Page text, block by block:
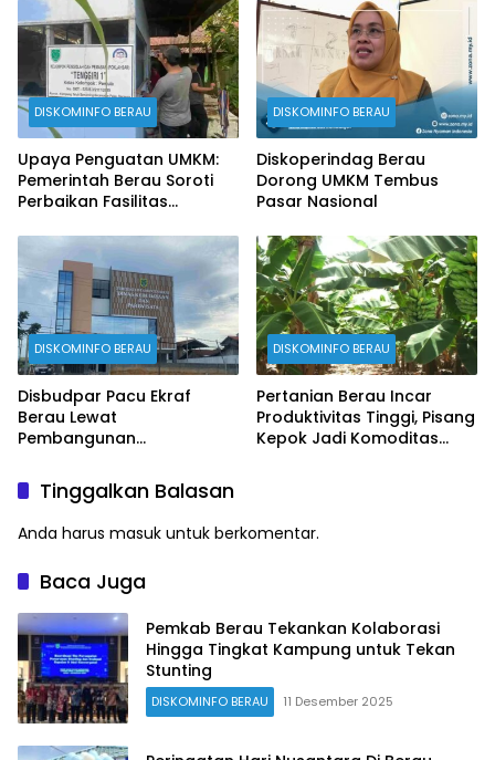
DISKOMINFO BERAU
Upaya Penguatan UMKM:
Pemerintah Berau Soroti
Perbaikan Fasilitas
DISKOMINFO BERAU
Diskoperindag Berau
Dorong UMKM Tembus
Pasar Nasional
DISKOMINFO BERAU
Disbudpar Pacu Ekraf
Berau Lewat
Pembangunan
DISKOMINFO BERAU
Pertanian Berau Incar
Produktivitas Tinggi, Pisang
Kepok Jadi Komoditas
Tinggalkan Balasan
Anda harus masuk untuk berkomentar.
Baca Juga
Pemkab Berau Tekankan Kolaborasi
Hingga Tingkat Kampung untuk Tekan
Stunting
DISKOMINFO BERAU 11 Desember 2025